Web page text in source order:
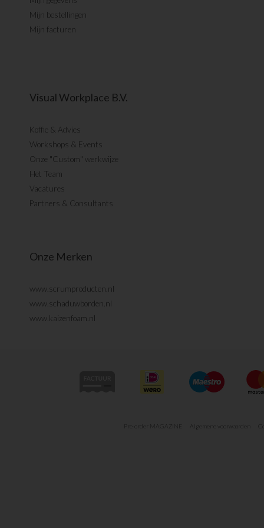
Mijn bestellingen
Mijn facturen
Visual Workplace B.V.
Koffie & Advies
Workshops & Events
Onze "Custom" werkwijze
Het Team
Vacatures
Partners & Consultants
Onze Merken
www.scrumproducten.nl
www.schaduwborden.nl
www.kaizenfoam.nl
Pre-order MAGAZINE Algemene voorwaarden